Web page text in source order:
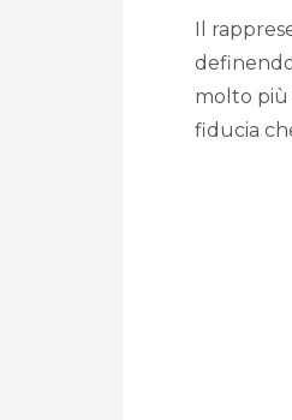
Il
molto più
fiducia